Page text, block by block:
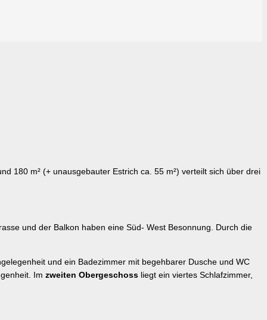
180 m² (+ unausgebauter Estrich ca. 55 m²) verteilt sich über drei
und der Balkon haben eine Süd- West Besonnung. Durch die
und ein Badezimmer mit begehbarer Dusche und WC
Im zweiten Obergeschoss liegt ein viertes Schlafzimmer,